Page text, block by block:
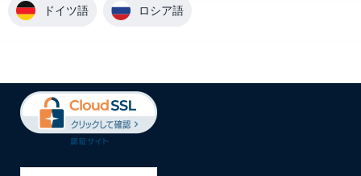
ドイツ語 ロシア語